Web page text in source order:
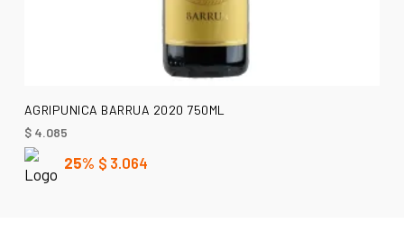
AÑADIR AL CARRITO
AGRIPUNICA BARRUA 2020 750ML
$4.085
25% $ 3.064